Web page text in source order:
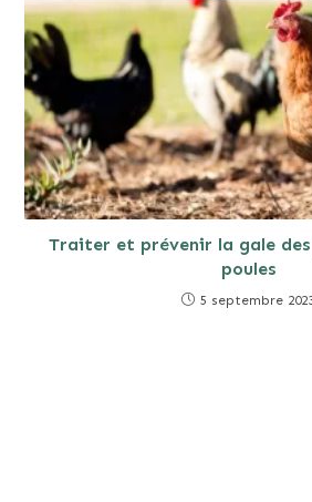
Traiter et prévenir la gale des
poules
5 septembre